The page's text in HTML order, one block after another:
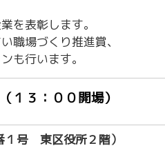
会員交流
商工クラブ
研究会
新潟国際ビジネス研究会
を表彰します。
職場づくり推進賞、
も行います。
（１３：００開場）
１号 東区役所２階）